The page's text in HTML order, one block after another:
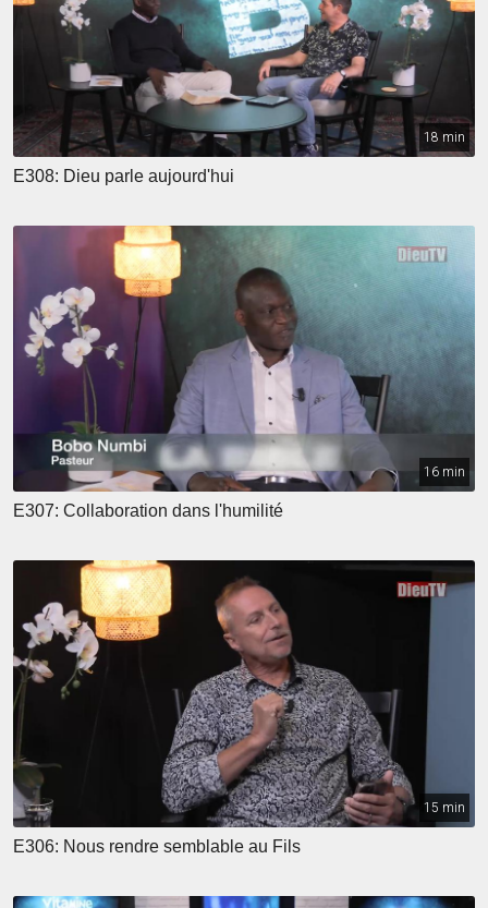
18 min
E308: Dieu parle aujourd'hui
16 min
E307: Collaboration dans l'humilité
15 min
E306: Nous rendre semblable au Fils